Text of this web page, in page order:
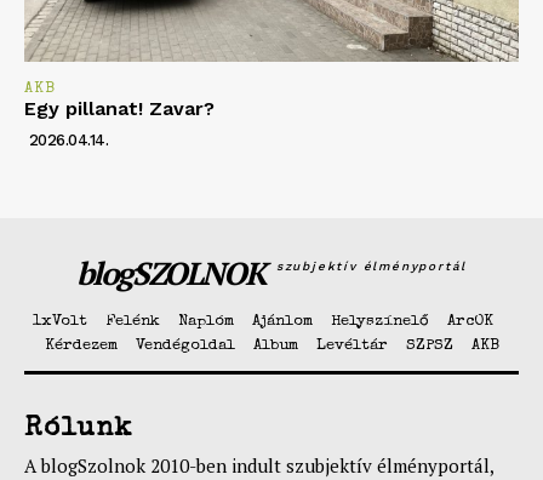
AKB
Egy pillanat! Zavar?
2026.04.14.
blogSZOLNOK szubjektív élményportál
1xVolt Felénk Naplóm Ajánlom Helyszínelő
ArcOK
Kérdezem
Vendégoldal Album Levéltár SZPSZ AKB
Rólunk
A blogSzolnok 2010-ben indult szubjektív élményportál,